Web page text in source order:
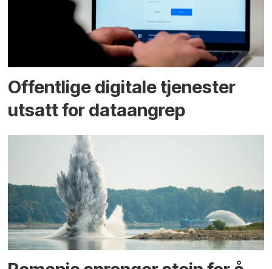
Offentlige digitale tjenester
utsatt for dataangrep